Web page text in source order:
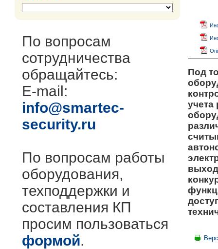
По вопросам
сотрудничества
обращайтесь:
E-mail:
info@smartec-
security.ru
По вопросам работы
оборудования,
техподдержки и
составления КП
просим пользоваться
формой.
Под
учета